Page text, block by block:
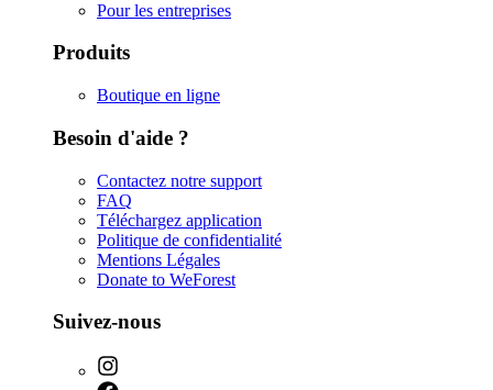
Pour les entreprises
Produits
Boutique en ligne
Besoin d'aide ?
Contactez notre support
FAQ
Téléchargez application
Politique de confidentialité
Mentions Légales
Donate to WeForest
Suivez-nous